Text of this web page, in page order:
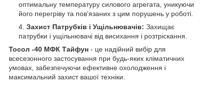
оптимальну температуру силового агрегата, уникуючи
його перегріву та пов'язаних з цим порушень у роботі.
Захист Патрубків і Ущільнювачів: Захищає
патрубки і ущільнювачі від висихання і розтріскання.
Тосол -40 МФК Тайфун - це надійний вибір для
всесезонного застосування при будь-яких кліматичних
умовах, забезпечуючи ефективне охолодження і
максимальний захист вашої техніки.